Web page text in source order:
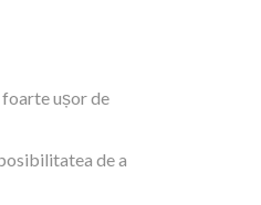
ușor de
de a